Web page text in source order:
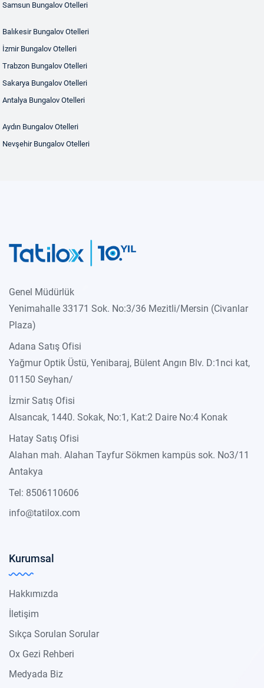
Samsun Bungalov Otelleri
Balıkesir Bungalov Otelleri
İzmir Bungalov Otelleri
Trabzon Bungalov Otelleri
Sakarya Bungalov Otelleri
Antalya Bungalov Otelleri
Aydın Bungalov Otelleri
Nevşehir Bungalov Otelleri
Genel Müdürlük
Yenimahalle 33171 Sok. No:3/36 Mezitli/Mersin (Civanlar
Plaza)
Adana Satış Ofisi
Yağmur Optik Üstü, Yenibaraj, Bülent Angın Blv. D:1nci kat,
01150 Seyhan/
İzmir Satış Ofisi
Alsancak, 1440. Sokak, No:1, Kat:2 Daire No:4 Konak
Hatay Satış Ofisi
Alahan mah. Alahan Tayfur Sökmen kampüs sok. No3/11
Antakya
Tel: 8506110606
info@tatilox.com
Kurumsal
Hakkımızda
İletişim
Sıkça Sorulan Sorular
Ox Gezi Rehberi
Medyada Biz